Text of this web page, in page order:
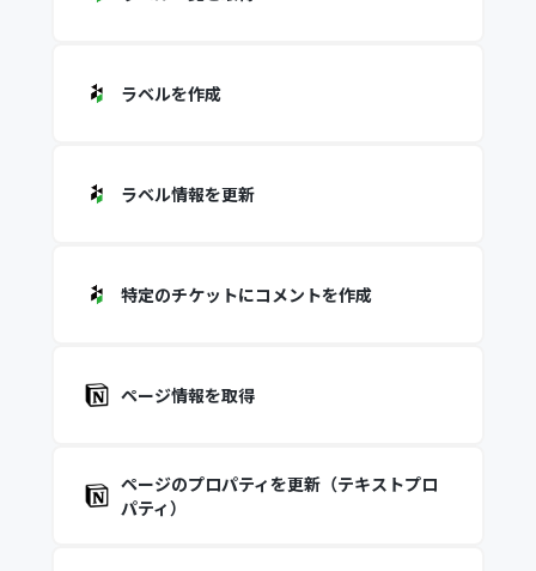
ラベルを作成
ラベル情報を更新
特定のチケットにコメントを作成
ページ情報を取得
ページのプロパティを更新（テキストプロ
パティ）